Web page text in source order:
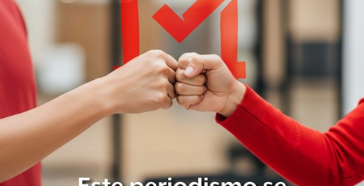
En este sentido, los elementos castrenses
medidas de seguridad
tanto en la zona urbanacomo en
la portuariapara asegurar la integridad física de los
ciudadanos.
Elementos policiacos y de las fuerzas federales
mantienen un operativo en búsqueda de los agresores.